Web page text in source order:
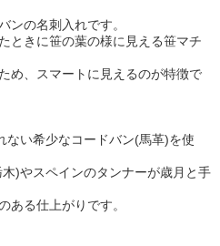
ンの名刺入れです。
ときに笹の葉の様に見える笹マチ
め、スマートに見えるのが特徴で
ない希少なコードバン(馬革)を使
)やスペインのタンナーが歳月と手
ある仕上がりです。